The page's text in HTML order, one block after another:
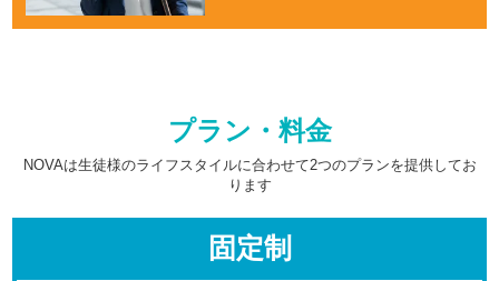
プラン・料金
NOVAは生徒様のライフスタイルに合わせて2つのプランを提供してお
ります
固定制